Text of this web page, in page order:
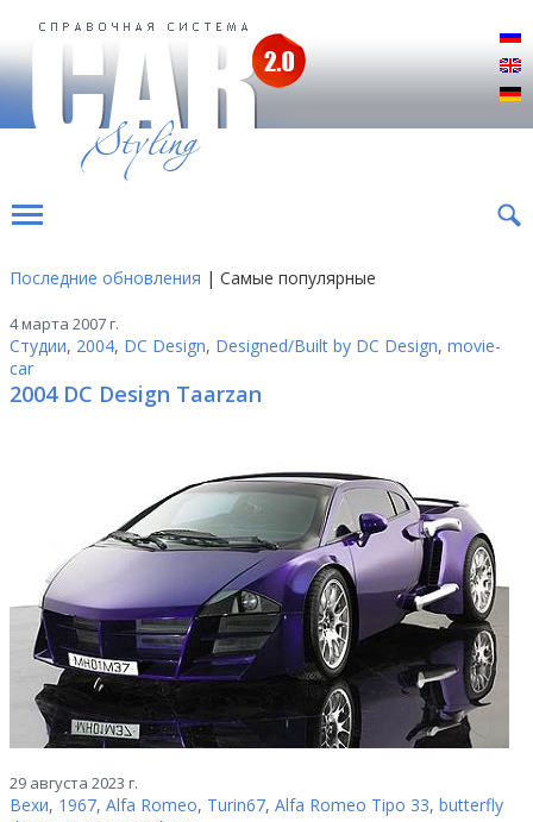
Последние обновления | Самые популярные
4 марта 2007 г.
Студии, 2004, DC Design, Designed/Built by DC Design, movie-
car
2004 DC Design Taarzan
29 августа 2023 г.
Вехи, 1967, Alfa Romeo, Turin67, Alfa Romeo Tipo 33, butterfly